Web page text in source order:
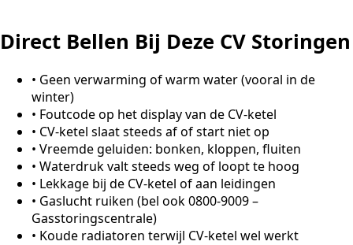
Direct Bellen Bij Deze CV Storingen
• Geen verwarming of warm water (vooral in de
winter)
• Foutcode op het display van de CV-ketel
• CV-ketel slaat steeds af of start niet op
• Vreemde geluiden: bonken, kloppen, fluiten
• Waterdruk valt steeds weg of loopt te hoog
• Lekkage bij de CV-ketel of aan leidingen
• Gaslucht ruiken (bel ook 0800-9009 –
Gasstoringscentrale)
• Koude radiatoren terwijl CV-ketel wel werkt